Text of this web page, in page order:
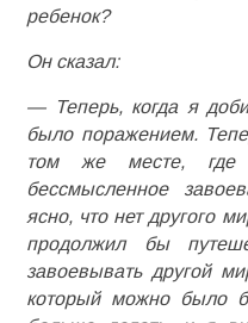
ребенок?
Он сказал:
— Теперь, когда я
было поражением.
том же месте, где
бессмысленное
ясно, что нет другого
продолжил бы
завоевывать другой
который можно было